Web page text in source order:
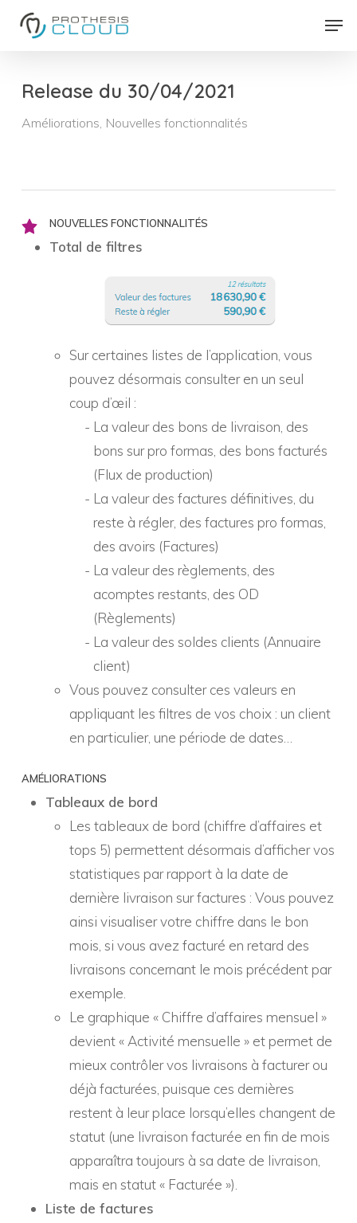
contentRelease du 30/04/2021
Améliorations, Nouvelles fonctionnalités
NOUVELLES FONCTIONNALITÉS
Total de filtres
Sur certaines listes de l’application, vous
pouvez désormais consulter en un seul
coup d’œil :
La valeur des bons de livraison, des
bons sur pro formas, des bons facturés
(Flux de production)
La valeur des factures définitives, du
reste à régler, des factures pro formas,
des avoirs (Factures)
La valeur des règlements, des
acomptes restants, des OD
(Règlements)
La valeur des soldes clients (Annuaire
client)
Vous pouvez consulter ces valeurs en
appliquant les filtres de vos choix : un client
en particulier, une période de dates…
AMÉLIORATIONS
Tableaux de bord
Les tableaux de bord (chiffre d’affaires et
tops 5) permettent désormais d’afficher vos
statistiques par rapport à la date de
dernière livraison sur factures : Vous pouvez
ainsi visualiser votre chiffre dans le bon
mois, si vous avez facturé en retard des
livraisons concernant le mois précédent par
exemple.
Le graphique « Chiffre d’affaires mensuel »
devient « Activité mensuelle » et permet de
mieux contrôler vos livraisons à facturer ou
déjà facturées, puisque ces dernières
restent à leur place lorsqu’elles changent de
statut (une livraison facturée en fin de mois
apparaîtra toujours à sa date de livraison,
mais en statut « Facturée »).
Liste de factures